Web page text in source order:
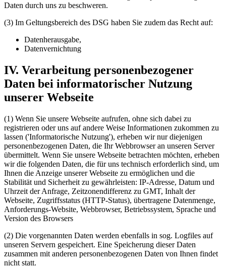
Daten durch uns zu beschweren.
(3) Im Geltungsbereich des DSG haben Sie zudem das Recht auf:
Datenherausgabe,
Datenvernichtung
IV. Verarbeitung personenbezogener
Daten bei informatorischer Nutzung
unserer Webseite
(1) Wenn Sie unsere Webseite aufrufen, ohne sich dabei zu
registrieren oder uns auf andere Weise Informationen zukommen zu
lassen ('Informatorische Nutzung'), erheben wir nur diejenigen
personenbezogenen Daten, die Ihr Webbrowser an unseren Server
übermittelt. Wenn Sie unsere Webseite betrachten möchten, erheben
wir die folgenden Daten, die für uns technisch erforderlich sind, um
Ihnen die Anzeige unserer Webseite zu ermöglichen und die
Stabilität und Sicherheit zu gewährleisten: IP-Adresse, Datum und
Uhrzeit der Anfrage, Zeitzonendifferenz zu GMT, Inhalt der
Webseite, Zugriffsstatus (HTTP-Status), übertragene Datenmenge,
Anforderungs-Website, Webbrowser, Betriebssystem, Sprache und
Version des Browsers
(2) Die vorgenannten Daten werden ebenfalls in sog. Logfiles auf
unseren Servern gespeichert. Eine Speicherung dieser Daten
zusammen mit anderen personenbezogenen Daten von Ihnen findet
nicht statt.